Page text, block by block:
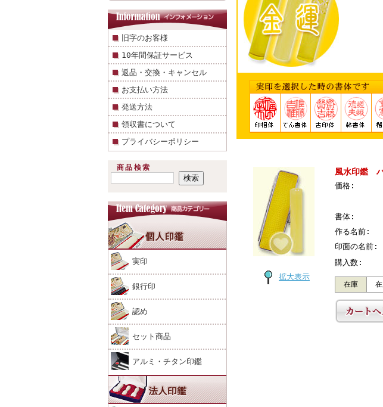
旧字のお客様
10年間保証サービス
返品・交換・キャンセル
お支払い方法
発送方法
領収書について
プライバシーポリシー
商品検索
実印
銀行印
認め
セット商品
アルミ・チタン印鑑
拡大表示
風水印鑑
価格:
書体:
作る名前:
印面の名前:
購入数:
在庫